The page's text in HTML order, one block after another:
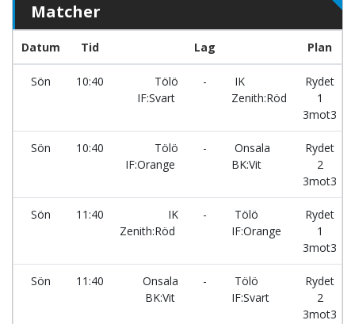
Matcher
Datum Tid Lag Plan
Sön 10:40
Tölö
IF:Svart
-
IK
Zenith:Röd
Rydet
1
3mot3
Sön 10:40
Tölö
IF:Orange
-
Onsala
BK:Vit
Rydet
2
3mot3
Sön 11:40
IK
Zenith:Röd
-
Tölö
IF:Orange
Rydet
1
3mot3
Sön 11:40
Onsala
BK:Vit
-
Tölö
IF:Svart
Rydet
2
3mot3